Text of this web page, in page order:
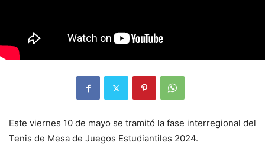
Este viernes 10 de mayo se tramitó la fase interregional del
Tenis de Mesa de Juegos Estudiantiles 2024.